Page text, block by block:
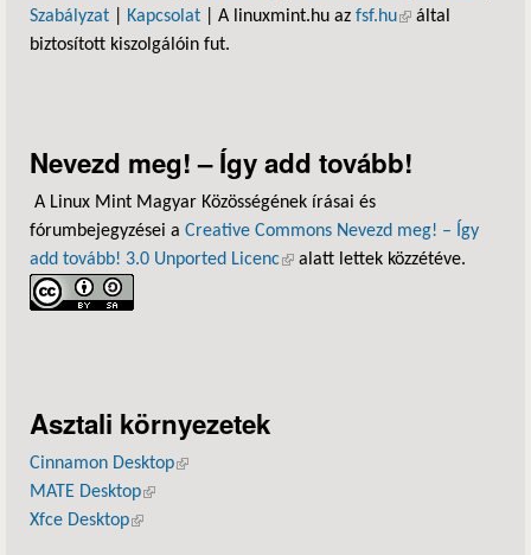
Szabályzat
Kapcsolat | A linuxmint.hu az fsf.hu(külső hivatkozás)
által
biztosított kiszolgálóin fut.
Nevezd meg! – Így add tovább!
A Linux Mint Magyar Közösségének írásai és
fórumbejegyzései a Creative Commons Nevezd meg! – Így
add tovább! 3.0 Unported Licenc(külső hivatkozás)
alatt lettek közzétéve.
Asztali környezetek
Cinnamon Desktop(külső hivatkozás)
MATE Desktop(külső hivatkozás)
Xfce Desktop(külső hivatkozás)